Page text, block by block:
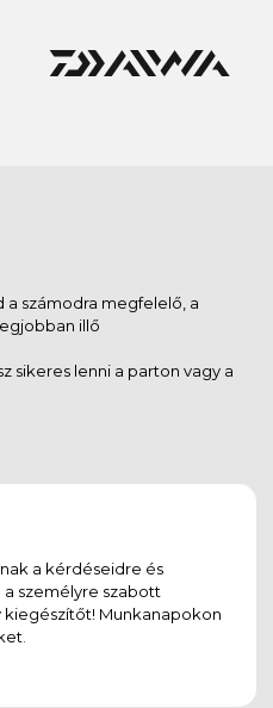
számodra megfelelő, a
illő
sikeres lenni a parton vagy a
a kérdéseidre és
személyre szabott
Munkanapokon